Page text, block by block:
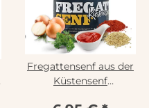
Fregattensenf aus der
Küstensenf